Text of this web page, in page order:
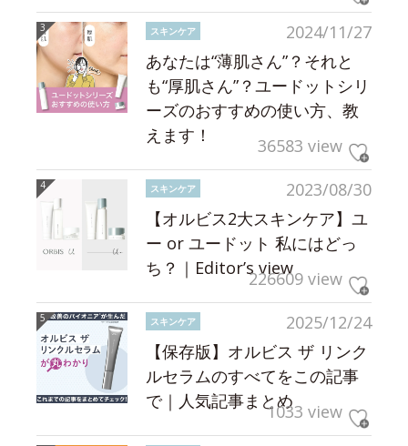
2024/11/27
スキンケア
あなたは“薄肌さん”？それと
も“厚肌さん”？ユードットシリ
ーズのおすすめの使い方、教
えます！
36583 view
2023/08/30
スキンケア
【オルビス2大スキンケア】ユ
ー or ユードット 私にはどっ
ち？｜Editor’s view226609 view
2025/12/24
スキンケア
【保存版】オルビス ザ リンク
ルセラムのすべてをこの記事
で｜人気記事まとめ1033 view